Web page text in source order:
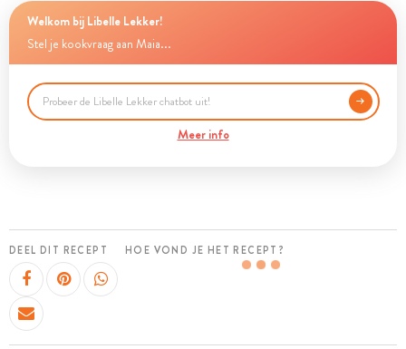
Welkom bij Libelle Lekker!
Stel je kookvraag aan Maia...
Meer info
DEEL DIT RECEPT HOE VOND JE HET RECEPT?